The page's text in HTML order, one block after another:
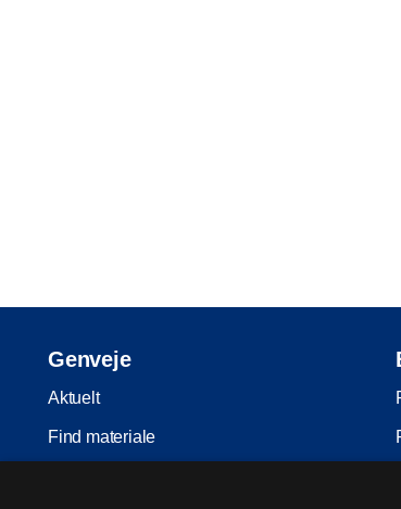
Genveje
Aktuelt
Find materiale